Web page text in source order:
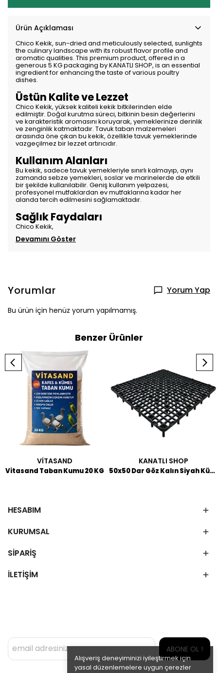
Alışveriş deneyiminizi iyileştirmek için
yasal düzenlemelere uygun çerezler
Ürün Açıklaması
Chico Kekik, sun-dried and meticulously selected, sunlights
the culinary landscape with its robust flavor profile and
aromatic qualities. This premium product, offered in a
generous 5 KG packaging by KANATLI SHOP, is an essential
ingredient for enhancing the taste of various poultry
dishes.
Üstün Kalite ve Lezzet
Chico Kekik, yüksek kaliteli kekik bitkilerinden elde
edilmiştir. Doğal kurutma süreci, bitkinin besin değerlerini
ve karakteristik aromasını koruyarak, yemeklerinize derinlik
ve zenginlik katmaktadır. Tavuk taban malzemeleri
arasında öne çıkan bu kekik, özellikle tavuk yemeklerinde
vazgeçilmez bir lezzet artırıcıdır.
Kullanım Alanları
Bu kekik, sadece tavuk yemekleriyle sınırlı kalmayıp, aynı
zamanda sebze yemekleri, soslar ve marinelerde de etkili
bir şekilde kullanılabilir. Geniş kullanım yelpazesi,
profesyonel mutfaklardan ev mutfaklarına kadar her
alanda tercih edilmesini sağlamaktadır.
Sağlık Faydaları
Chico Kekik,
Devamını Göster
Yorumlar Yorum Yap
Bu ürün için henüz yorum yapılmamış.
Benzer Ürünler
VİTASAND
Vitasand Taban Kumu 20 KG
KANATLI SHOP
50x50 Dar Göz Kalın Siyah Kümes Taban Izgarası (1 m²)
HESABIM
KURUMSAL
SİPARİŞ
İLETİŞİM
ABONE OL !